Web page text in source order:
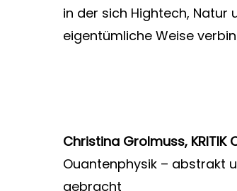
in der sich Hightech,
eigentümliche Weise
Christina Grolmuss, KRITIK
Ouantenphysik – abstrakt
gebracht